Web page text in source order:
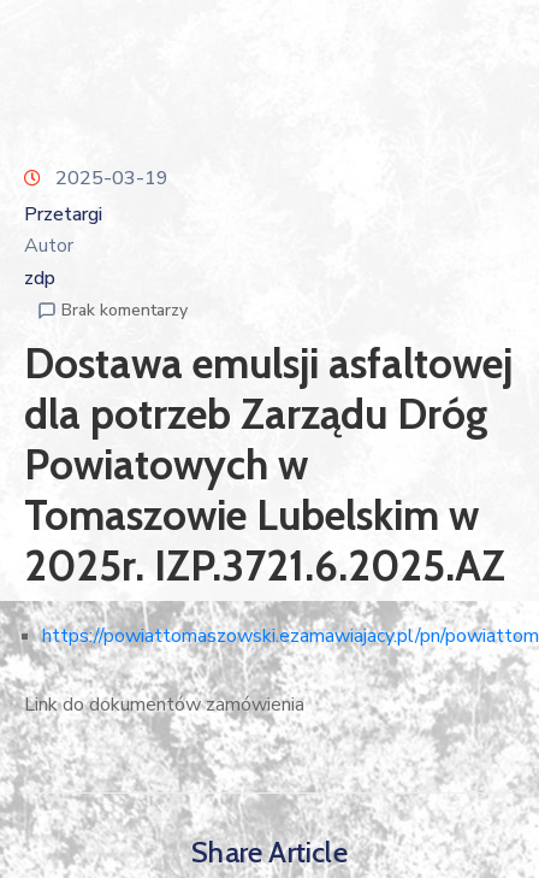
2025-03-19
Przetargi
Autor
zdp
Brak komentarzy
Dostawa emulsji asfaltowej
dla potrzeb Zarządu Dróg
Powiatowych w
Tomaszowie Lubelskim w
2025r. IZP.3721.6.2025.AZ
https://powiattomaszowski.ezamawiajacy.pl/pn/
Link do dokumentów zamówienia
Share Article